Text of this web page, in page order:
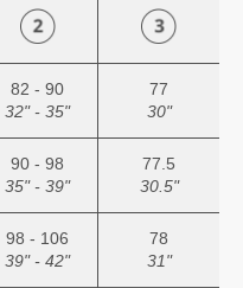
82 - 90
32" - 35"
77
30"
90 - 98
35" - 39"
77.5
30.5"
98 - 106
39" - 42"
78
31"